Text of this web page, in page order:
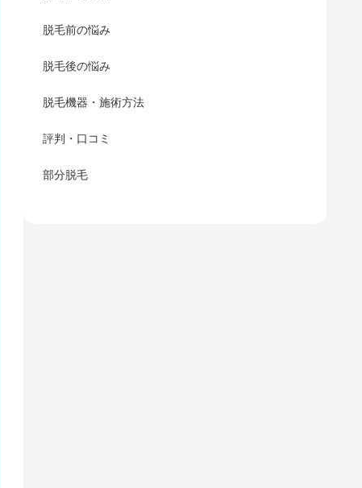
脱毛前の悩み
脱毛後の悩み
脱毛機器・施術方法
評判・口コミ
部分脱毛